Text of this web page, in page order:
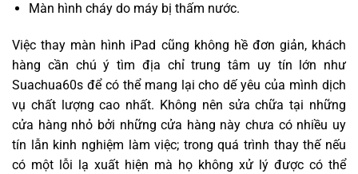
Màn hình cháy do máy bị thấm nước.
Việc thay màn hình iPad cũng không hề đơn giản, khách
hàng cần chú ý tìm địa chỉ trung tâm uy tín lớn như
Suachua60s để có thể mang lại cho dế yêu của mình dịch
vụ chất lượng cao nhất. Không nên sửa chữa tại những
cửa hàng nhỏ bởi những cửa hàng này chưa có nhiều uy
tín lẫn kinh nghiệm làm việc; trong quá trình thay thế nếu
có một lỗi lạ xuất hiện mà họ không xử lý được có thể